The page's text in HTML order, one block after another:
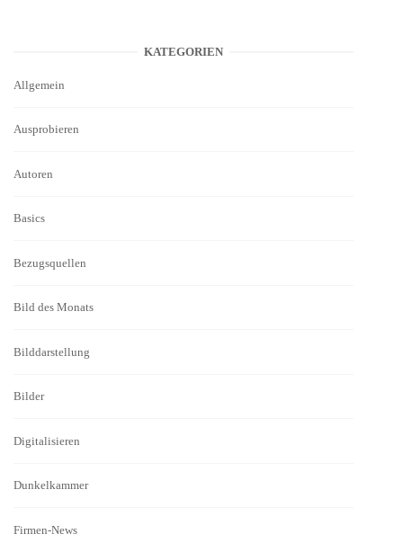
KATEGORIEN
Allgemein
Ausprobieren
Autoren
Basics
Bezugsquellen
Bild des Monats
Bilddarstellung
Bilder
Digitalisieren
Dunkelkammer
Firmen-News